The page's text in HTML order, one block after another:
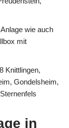
wie auch
mit
Knittlingen,
Gondelsheim,
in